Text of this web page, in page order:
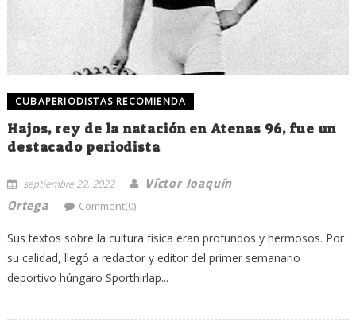
CUBAPERIODISTAS RECOMIENDA
Hajos, rey de la natación en Atenas 96, fue un
destacado periodista
septiembre 22, 2022
Víctor Joaquín
Ortega
Comment(0)
Sus textos sobre la cultura física eran profundos y hermosos. Por
su calidad, llegó a redactor y editor del primer semanario
deportivo húngaro Sporthirlap...